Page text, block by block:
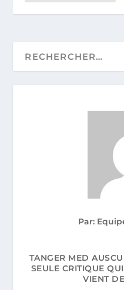
Par:
TANGER MED
SEULE CRITIQUE
VIENT